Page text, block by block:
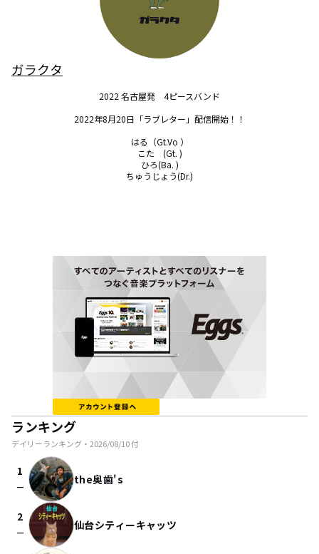
ガラクタ
2022 名古屋発　4ピースバンド
2022年8月20日「ラブレター」配信開始！！
はる（Gt.Vo ）
こた　(Gt. )
ひろ(Ba. )
ちゅうじょう(Dr.)
ランキング
デイリーランキング・ 2026/08/10付
1
check_indeterminate_small the奥歯's
2
check_indeterminate_small 仙台シティーキャッツ